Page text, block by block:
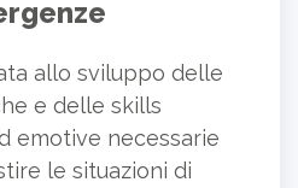
allo sviluppo delle
e delle skills
emotive necessarie
le situazioni di